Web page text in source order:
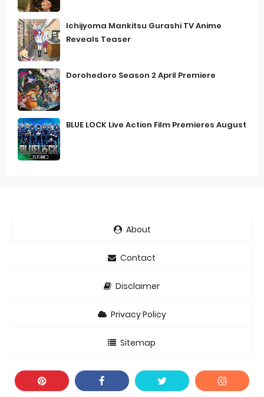
Ichijyoma Mankitsu Gurashi TV Anime
Reveals Teaser
Dorohedoro Season 2 April Premiere
BLUE LOCK Live Action Film Premieres August
About
Contact
Disclaimer
Privacy Policy
Sitemap